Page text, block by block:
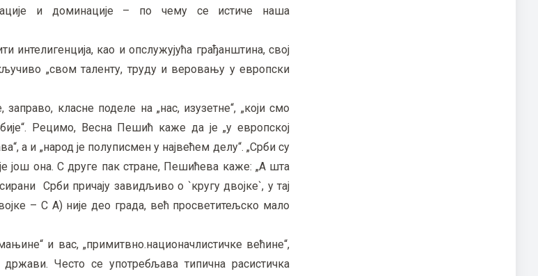
и доминације – по чему се истиче наша
као и опслужујућа грађанштина, свој
„свом таленту, труду и веровању у европски
класне поделе на „нас, изузетне“, „који смо
Рецимо, Весна Пешић каже да је „у европској
а и „народ је полуписмен у највећем делу“. „Срби су
још она. С друге пак стране, Пешићева каже: „А шта
Срби причају завидљиво о `кругу двојке`, у тај
– С А) није део града, већ просветитељско мало
и вас, „примитвно.национачлистичке већине“,
Често се употребљава типична расистичка